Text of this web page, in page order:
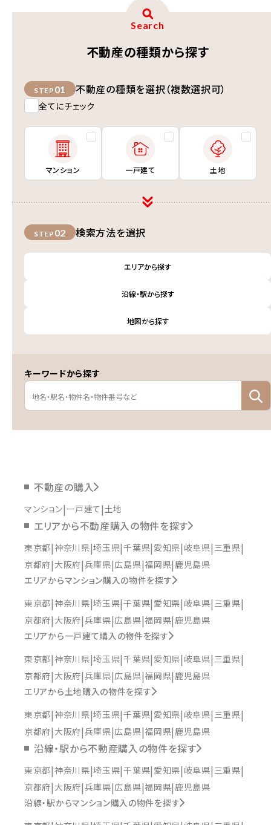
Search
不動産の種類から探す
STEP 01 不動産の種類を選択（複数選択可）
全てにチェック
マンション 一戸建て 土地
STEP 02 検索方法を選択
エリアから探す
沿線・駅から探す
地図から探す
キーワードから探す
不動産の購入
マンション 一戸建て 土地
エリアから不動産購入の物件を探す
東京都 神奈川県 埼玉県 千葉県 愛知県 岐阜県 三重県
京都府 大阪府 兵庫県 広島県 福岡県 鹿児島県
エリアからマンション購入の物件を探す
東京都 神奈川県 埼玉県 千葉県 愛知県 岐阜県 三重県
京都府 大阪府 兵庫県 広島県 福岡県 鹿児島県
エリアから一戸建て購入の物件を探す
東京都 神奈川県 埼玉県 千葉県 愛知県 岐阜県 三重県
京都府 大阪府 兵庫県 広島県 福岡県 鹿児島県
エリアから土地購入の物件を探す
東京都 神奈川県 埼玉県 千葉県 愛知県 岐阜県 三重県
京都府 大阪府 兵庫県 広島県 福岡県 鹿児島県
沿線・駅から不動産購入の物件を探す
東京都 神奈川県 埼玉県 千葉県 愛知県 岐阜県 三重県
京都府 大阪府 兵庫県 広島県 福岡県 鹿児島県
沿線・駅からマンション購入の物件を探す